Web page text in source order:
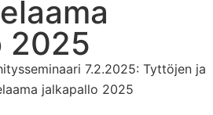
2025
7.2.2025: Tyttöjen ja
jalkapallo 2025